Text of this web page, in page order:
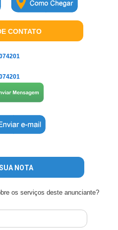
CONTATO
NOTA
os serviços deste anunciante?